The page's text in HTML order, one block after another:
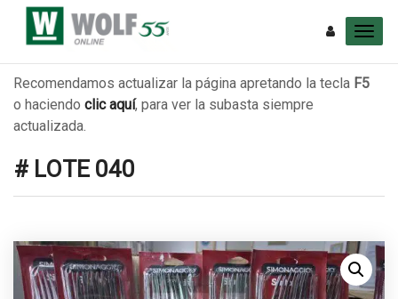
Recomendamos actualizar la página apretando la tecla F5
o haciendo clic aquí, para ver la subasta siempre
actualizada.
# LOTE 040